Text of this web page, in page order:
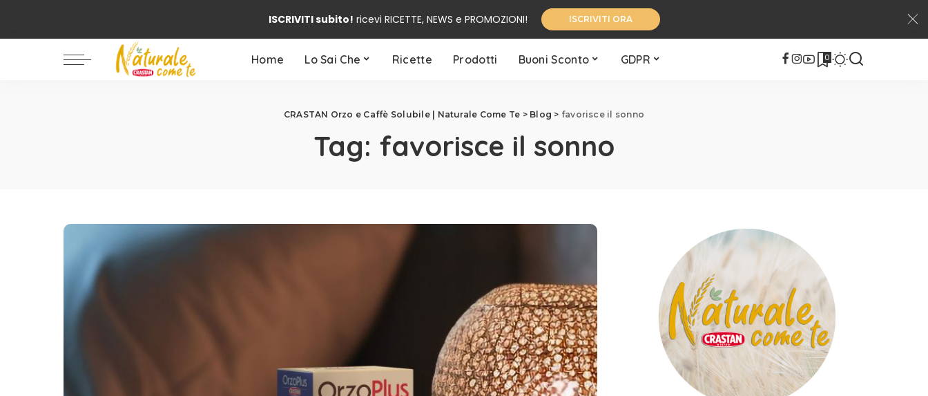
ISCRIVITI subito! ricevi RICETTE, NEWS e PROMOZIONI! ISCRIVITI ORA
Home Lo Sai Che Ricette Prodotti Buoni Sconto GDPR 0
Alimentazione
Benessere
CRASTAN Orzo e Caffè Solubile | Naturale Come Te > Blog > favorisce il sonno
Tag: favorisce il sonno